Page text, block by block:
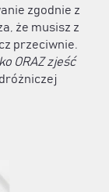
zgodnie z
że musisz z
przeciwnie.
ORAZ zjeść